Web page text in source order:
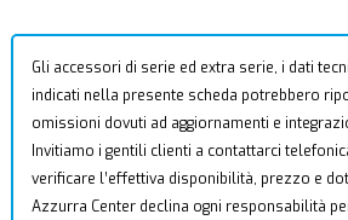
Gli accessori di serie ed extra serie, i dati
indicati nella presente scheda potrebbero
omissioni dovuti ad aggiornamenti e
Invitiamo i gentili clienti a contattarci
verificare l’effettiva disponibilità, prezzo e
Azzurra Center declina ogni responsabilità